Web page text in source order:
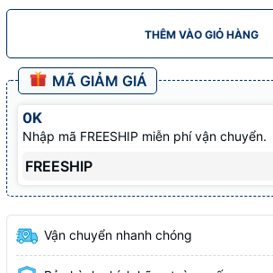
THÊM VÀO GIỎ HÀNG
MÃ GIẢM GIÁ
0K
Nhập mã FREESHIP miễn phí vận chuyển.
FREESHIP
Vận chuyển nhanh chóng